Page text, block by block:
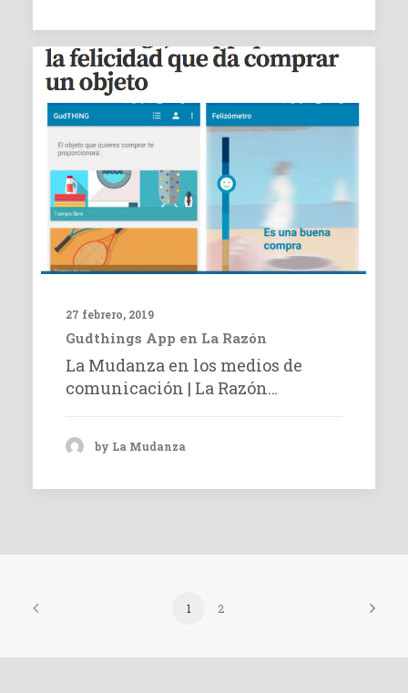
27 febrero, 2019
Gudthings App en La Razón
La Mudanza en los medios de
comunicación | La Razón…
by La Mudanza
1 2